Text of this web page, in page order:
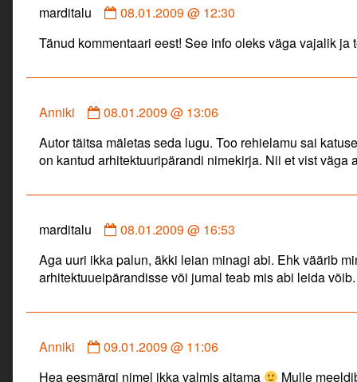
marditalu
Comment
marditalu
on
08.01.2009 @ 12:30
Tänud kommentaari eest! See info oleks väga vajalik ja
Anniki
Comment
Anniki
published
08.01.2009 @ 13:06
Autor täitsa mäletas seda lugu. Too rehielamu sai
on kantud arhitektuuripärandi nimekirja. Nii et vist
marditalu
Comment
marditalu
published
08.01.2009 @ 16:53
Aga uuri ikka palun, äkki leian minagi abi. Ehk väärib
arhitektuueipärandisse või jumal teab mis abi leida võib.
Anniki
Comment
09.01.2009 @ 11:06
Hea eesmärgi nimel ikka valmis aitama
Mulle